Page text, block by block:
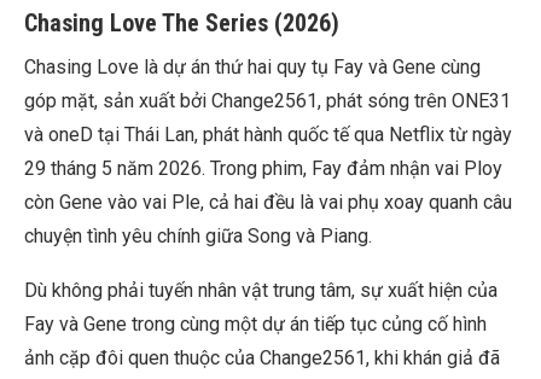
Chasing Love The Series (2026)
Chasing Love là dự án thứ hai quy tụ Fay và Gene cùng
góp mặt, sản xuất bởi Change2561, phát sóng trên ONE31
và oneD tại Thái Lan, phát hành quốc tế qua Netflix từ ngày
29 tháng 5 năm 2026. Trong phim, Fay đảm nhận vai Ploy
còn Gene vào vai Ple, cả hai đều là vai phụ xoay quanh câu
chuyện tình yêu chính giữa Song và Piang.
Dù không phải tuyến nhân vật trung tâm, sự xuất hiện của
Fay và Gene trong cùng một dự án tiếp tục củng cố hình
ảnh cặp đôi quen thuộc của Change2561, khi khán giả đã